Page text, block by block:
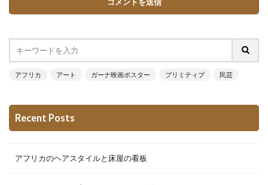
アフリカ アート ガーナ映画ポスター プリミティブ 民芸
Recent Posts
アフリカのヘアスタイルと床屋の看板